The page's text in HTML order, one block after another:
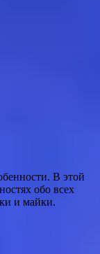
В этой
обо всех
и майки.